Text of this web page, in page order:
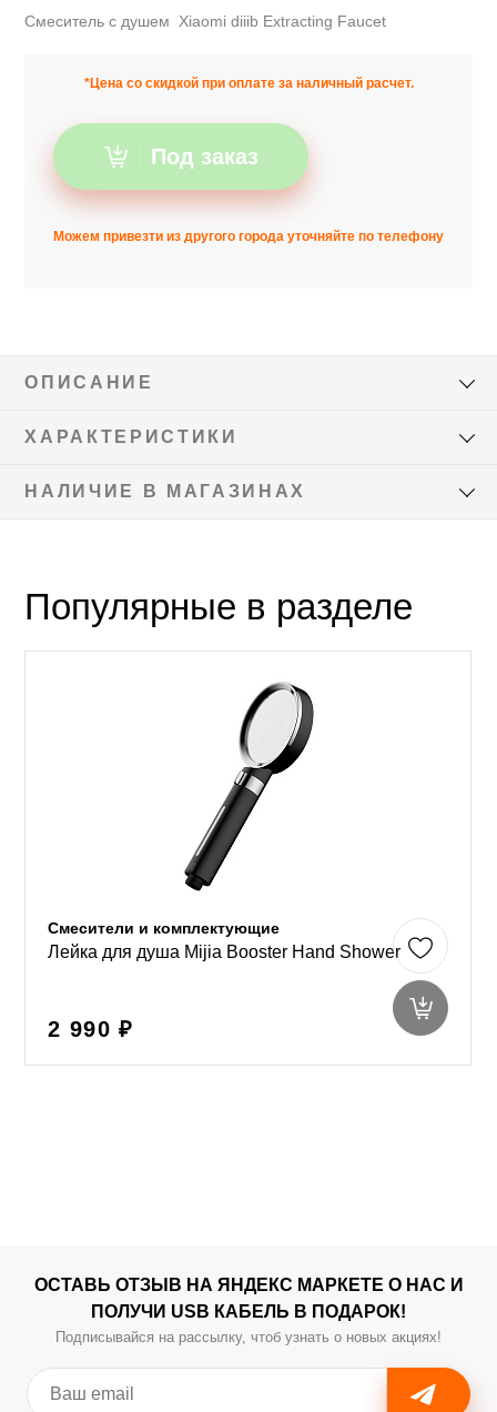
Смеситель с душем Xiaomi diiib Extracting Faucet
*Цена со скидкой при оплате за наличный расчет.
Под заказ
Можем привезти из другого города уточняйте по телефону
ОПИСАНИЕ
ХАРАКТЕРИСТИКИ
НАЛИЧИЕ В МАГАЗИНАХ
Популярные в разделе
Смесители и комплектующие
Лейка для душа Mijia Booster Hand Shower
2 990 ₽
ОСТАВЬ ОТЗЫВ НА ЯНДЕКС МАРКЕТЕ О НАС И
ПОЛУЧИ USB КАБЕЛЬ В ПОДАРОК!
Подписывайся на рассылку, чтоб узнать о новых акциях!